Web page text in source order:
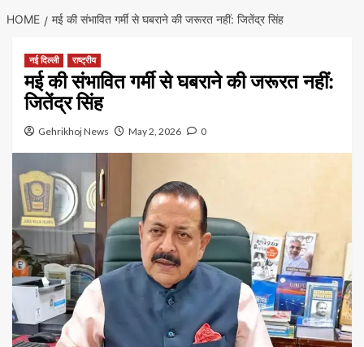
HOME मई की संभावित गर्मी से घबराने की जरूरत नहीं: जितेंद्र सिंह
नई दिल्ली राष्ट्रीय
मई की संभावित गर्मी से घबराने की जरूरत नहीं:
जितेंद्र सिंह
Gehrikhoj News May 2, 2026 0